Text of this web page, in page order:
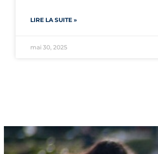
LIRE LA SUITE »
mai 30, 2025